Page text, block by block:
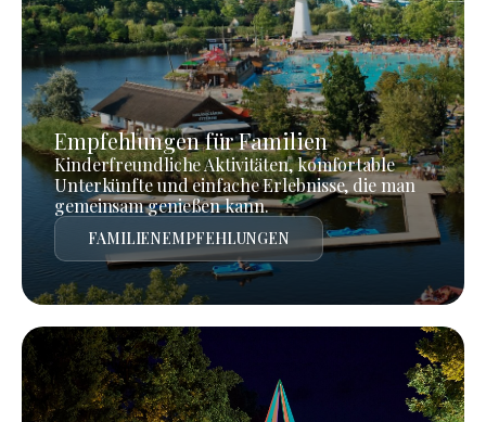
Empfehlungen für Familien
Kinderfreundliche Aktivitäten, komfortable
Unterkünfte und einfache Erlebnisse, die man
gemeinsam genießen kann.
FAMILIENEMPFEHLUNGEN